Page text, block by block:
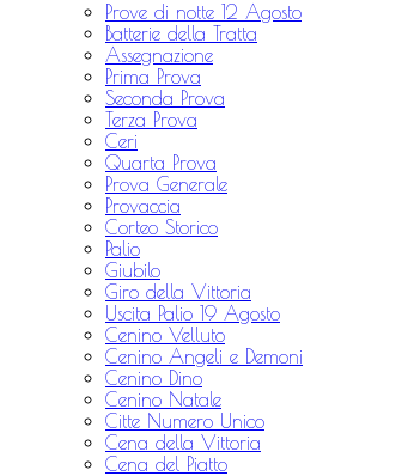
Prove di notte 12 Agosto
Batterie della Tratta
Assegnazione
Prima Prova
Seconda Prova
Terza Prova
Ceri
Quarta Prova
Prova Generale
Provaccia
Corteo Storico
Palio
Giubilo
Giro della Vittoria
Uscita Palio 19 Agosto
Cenino Velluto
Cenino Angeli e Demoni
Cenino Dino
Cenino Natale
Citte Numero Unico
Cena della Vittoria
Cena del Piatto